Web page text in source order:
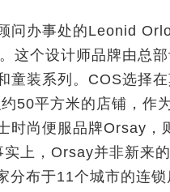
问办事处的Leonid
这个设计师品牌由总
童装系列。COS选择
50平方米的店铺，作
时尚便服品牌Orsay，
上，Orsay并非新来
分布于11个城市的连